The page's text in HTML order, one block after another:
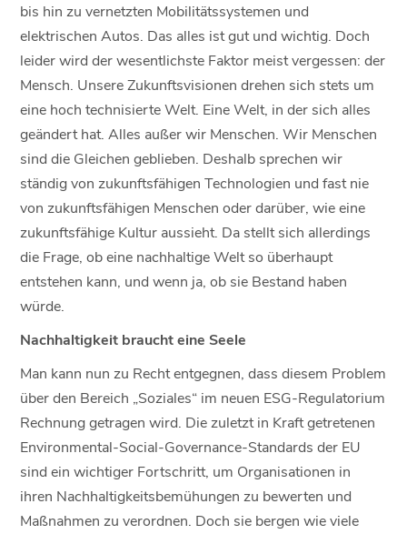
bis hin zu vernetzten Mobilitätssystemen und
elektrischen Autos. Das alles ist gut und wichtig. Doch
leider wird der wesentlichste Faktor meist vergessen: der
Mensch. Unsere Zukunftsvisionen drehen sich stets um
eine hoch technisierte Welt. Eine Welt, in der sich alles
geändert hat. Alles außer wir Menschen. Wir Menschen
sind die Gleichen geblieben. Deshalb sprechen wir
ständig von zukunftsfähigen Technologien und fast nie
von zukunftsfähigen Menschen oder darüber, wie eine
zukunftsfähige Kultur aussieht. Da stellt sich allerdings
die Frage, ob eine nachhaltige Welt so überhaupt
entstehen kann, und wenn ja, ob sie Bestand haben
würde.
Nachhaltigkeit braucht eine Seele
Man kann nun zu Recht entgegnen, dass diesem Problem
über den Bereich „Soziales“ im neuen ESG-Regulatorium
Rechnung getragen wird. Die zuletzt in Kraft getretenen
Environmental-Social-Governance-Standards der EU
sind ein wichtiger Fortschritt, um Organisationen in
ihren Nachhaltigkeitsbemühungen zu bewerten und
Maßnahmen zu verordnen. Doch sie bergen wie viele